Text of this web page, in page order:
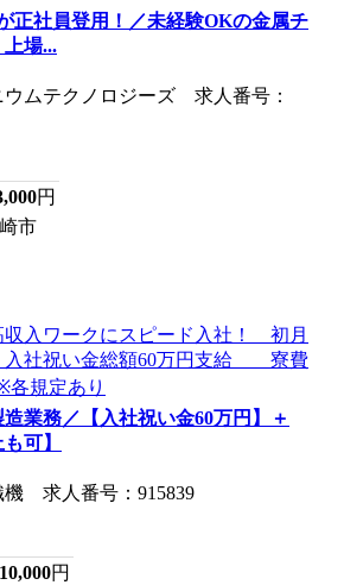
正社員登用！／未経験OKの金属チ
場...
ムテクノロジーズ 求人番号：
円
市
業務／【入社祝い金60万円】＋
可】
機 求人番号：915839
円